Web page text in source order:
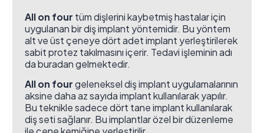
All on four tüm dişlerini kaybetmiş hastalar için
uygulanan bir diş implant yöntemidir. Bu yöntem
alt ve üst çeneye dört adet implant yerleştirilerek
sabit protez takılmasını içerir. Tedavi işleminin adı
da buradan gelmektedir.
All on fourgeleneksel diş implant uygulamalarının
aksine daha az sayıda implant kullanılarak yapılır.
Bu teknikle sadece dört tane implant kullanılarak
diş seti sağlanır. Bu implantlar özel bir düzenleme